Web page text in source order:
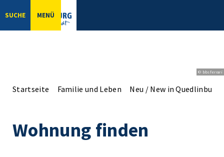
SUCHE MENÜ
© bbsferrari
Startseite Familie und Leben Neu / New in Quedlinburg
Wohnung finden